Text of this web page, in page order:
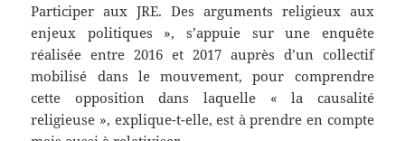
Participer aux JRE. Des arguments religieux aux
enjeux politiques », s’appuie sur une enquête
réalisée entre 2016 et 2017 auprès d’un collectif
mobilisé dans le mouvement, pour comprendre
cette opposition dans laquelle « la causalité
religieuse », explique-t-elle, est à prendre en compte